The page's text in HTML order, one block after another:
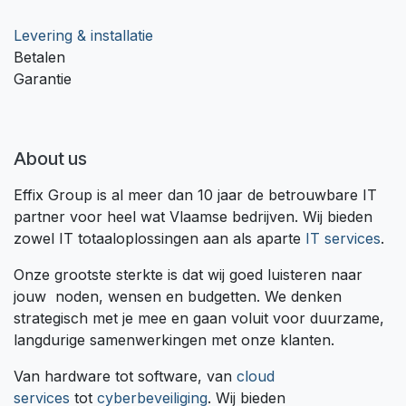
Levering & installatie
Betalen
Garantie
About us
Effix Group is al meer dan 10 jaar de betrouwbare IT
partner voor heel wat Vlaamse bedrijven. Wij bieden
zowel IT totaaloplossingen aan als aparte IT services.
Onze grootste sterkte is dat wij goed luisteren naar
jouw noden, wensen en budgetten. We denken
strategisch met je mee en gaan voluit voor duurzame,
langdurige samenwerkingen met onze klanten.
Van hardware tot software, van cloud
services tot cyberbeveiliging. Wij bieden